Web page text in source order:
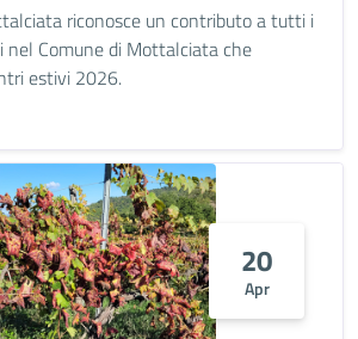
riconosce un contributo a tutti i
nel Comune di Mottalciata che
estivi 2026.
20
Apr